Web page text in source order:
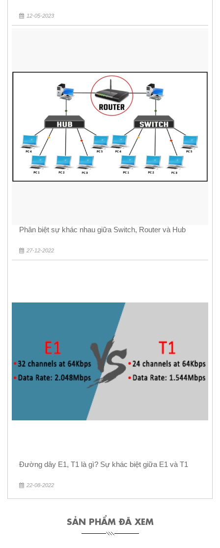
12-05-2023
Phân biệt sự khác nhau giữa Switch, Router và Hub
27-12-2022
Đường dây E1, T1 là gì? Sự khác biệt giữa E1 và T1
22-08-2022
SẢN PHẨM ĐÃ XEM